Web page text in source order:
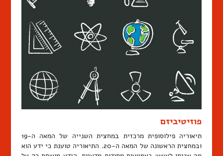
פוזיטיביזם
תיאוריה פילוסופית מרכזית במחצית השנייה של המאה ה-19
ובמחצית הראשונה של המאה ה-20. התיאוריה טוענת כי ידע הוא